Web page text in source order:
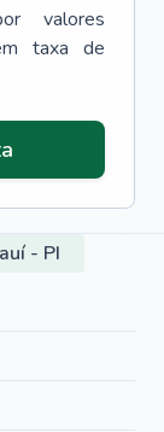
valores
taxa de
- PI